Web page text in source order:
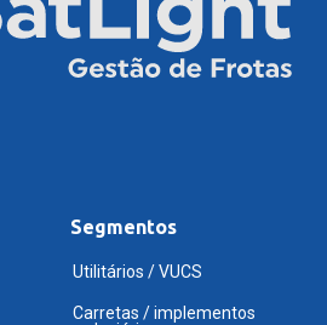
Segmentos
Utilitários / VUCS
Carretas / implementos